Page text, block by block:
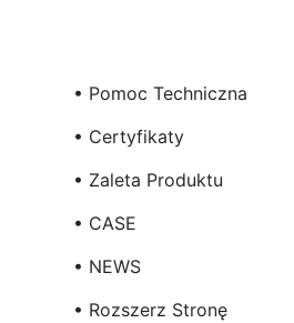
• Pomoc Techniczna
• Certyfikaty
• Zaleta Produktu
• CASE
• NEWS
• Rozszerz Stronę